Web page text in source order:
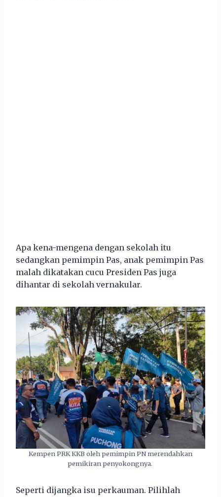
Apa kena-mengena dengan sekolah itu
sedangkan pemimpin Pas, anak pemimpin Pas
malah dikatakan cucu Presiden Pas juga
dihantar di sekolah vernakular.
Kempen PRK KKB oleh pemimpin PN merendahkan
pemikiran penyokongnya.
Seperti dijangka isu perkauman. Pilihlah